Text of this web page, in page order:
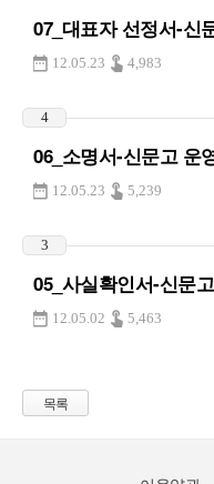
07_대표자 선정서-신
12.05.23 4,983
4
06_소명서-신문고 운
12.05.23 5,239
3
05_사실확인서-신문
12.05.02 5,463
목록